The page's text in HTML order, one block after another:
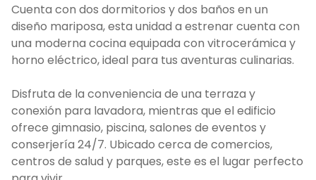
Cuenta con dos dormitorios y dos baños en un
diseño mariposa, esta unidad a estrenar cuenta con
una moderna cocina equipada con vitrocerámica y
horno eléctrico, ideal para tus aventuras culinarias.
Disfruta de la conveniencia de una terraza y
conexión para lavadora, mientras que el edificio
ofrece gimnasio, piscina, salones de eventos y
conserjería 24/7. Ubicado cerca de comercios,
centros de salud y parques, este es el lugar perfecto